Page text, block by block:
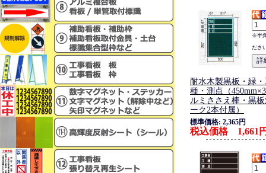
※半
ださ
耐水木製黒板・緑
種・測点（
ルミささえ棒・黒
ーク2本付属）
標準価格: 2,365円
税込価格 1,661